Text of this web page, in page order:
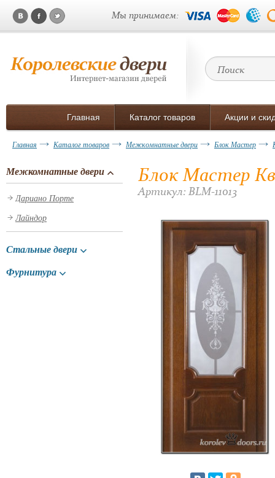
Мы принимаем:
Главная Каталог товаров Акции и
Главная Каталог товаров Межкомнатные двери Блок Мастер
Межкомнатные двери
Дариано Порте
Лайндор
Стальные двери
Фурнитура
Блок Мастер
Артикул: BLM-11013